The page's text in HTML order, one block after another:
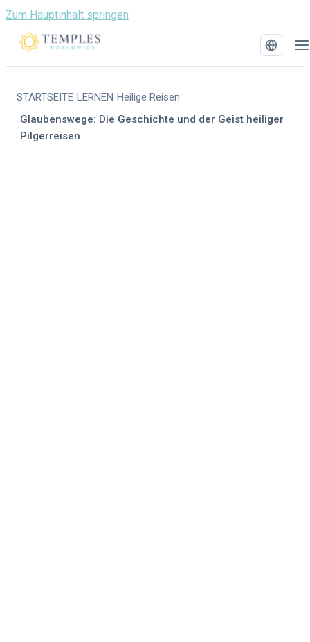
Zum Hauptinhalt springen
STARTSEITE/LERNEN /Heilige Reisen
/
Glaubenswege: Die Geschichte und der Geist heiliger
Pilgerreisen